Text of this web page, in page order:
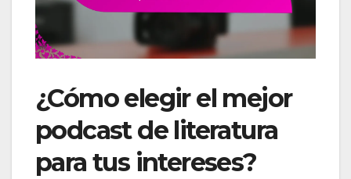
¿Cómo elegir el mejor
podcast de literatura
para tus intereses?